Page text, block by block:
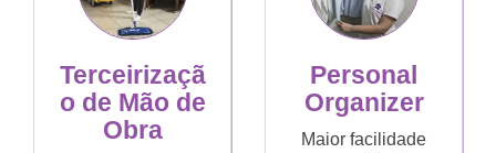
Terceirizaçã
o de Mão de
Obra
Personal
Organizer
Maior facilidade